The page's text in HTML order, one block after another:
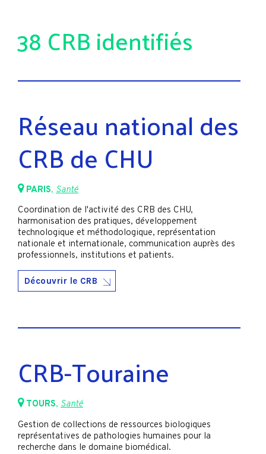
38 CRB identifiés
Réseau national des
CRB de CHU
PARIS, Santé
Coordination de l'activité des CRB des CHU,
harmonisation des pratiques, développement
technologique et méthodologique, représentation
nationale et internationale, communication auprès des
professionnels, institutions et patients.
Découvrir le CRB
CRB-Touraine
TOURS, Santé
Gestion de collections de ressources biologiques
représentatives de pathologies humaines pour la
recherche dans le domaine biomédical.